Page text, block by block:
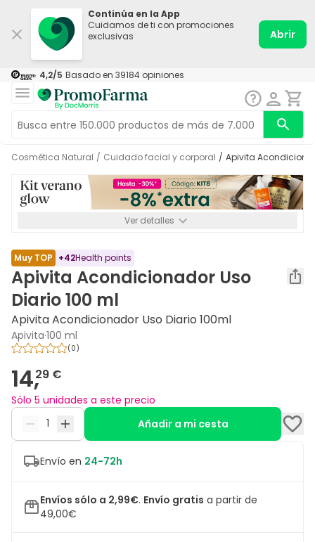
Continúa en la App
Cuidamos de ti con promociones
exclusivas
Abrir
4,2/5 Basado en 39184 opiniones
Cosmética Natural / Cuidado facial y corporal / Apivita
Ver detalles
acumulable.
Muy TOP +42Health points
Apivita Acondicionador Uso
Diario 100 ml
Apivita Acondicionador Uso Diario 100ml
Apivita·100 ml
(0)
14,29 €
Sólo 5 unidades a este precio
Añadir a mi cesta
Envío en 24-72h
Envíos sólo a 2,99€. Envío gratis a partir de
49,00€